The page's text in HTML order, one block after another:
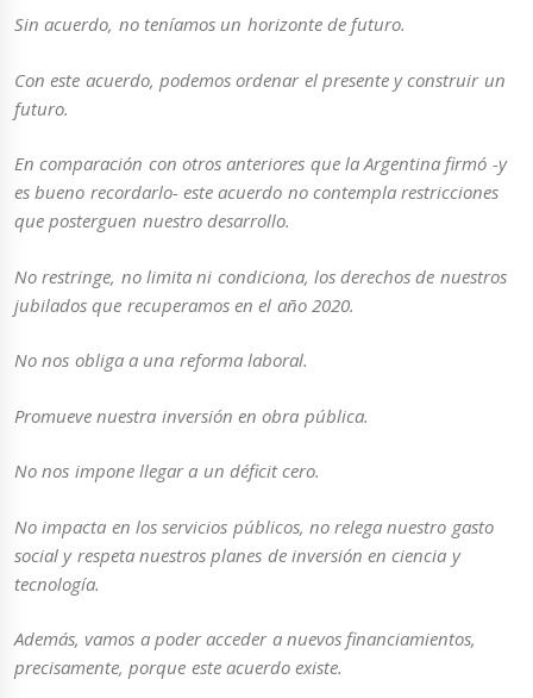
Sin acuerdo, no teníamos un horizonte de futuro.
Con este acuerdo, podemos ordenar el presente y construir un
futuro.
En comparación con otros anteriores que la Argentina firmó -y
es bueno recordarlo- este acuerdo no contempla restricciones
que posterguen nuestro desarrollo.
No restringe, no limita ni condiciona, los derechos de nuestros
jubilados que recuperamos en el año 2020.
No nos obliga a una reforma laboral.
Promueve nuestra inversión en obra pública.
No nos impone llegar a un déficit cero.
No impacta en los servicios públicos, no relega nuestro gasto
social y respeta nuestros planes de inversión en ciencia y
tecnología.
Además, vamos a poder acceder a nuevos financiamientos,
precisamente, porque este acuerdo existe.